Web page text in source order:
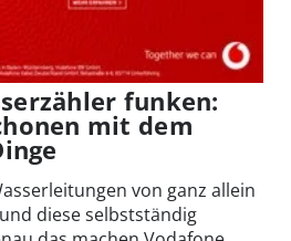
funken:
mit dem
von ganz allein
diese selbstständig